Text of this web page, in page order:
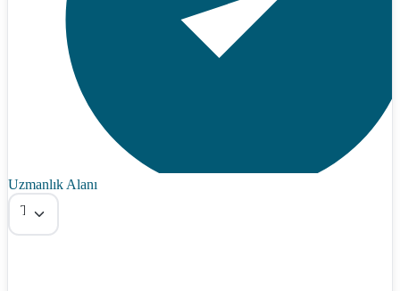
Uzmanlık Alanı
Tümü